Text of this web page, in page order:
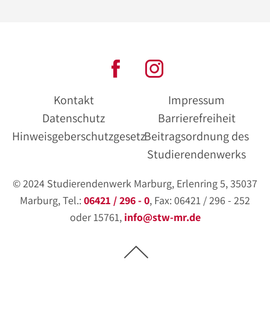
Kontakt
Impressum
Datenschutz
Barrierefreiheit
HinweisgeberschutzgesetzBeitragsordnung des
Studierendenwerks
© 2024 Studierendenwerk Marburg, Erlenring 5, 35037
Marburg, Tel.: 06421 / 296 - 0, Fax: 06421 / 296 - 252
oder 15761, info@stw-mr.de